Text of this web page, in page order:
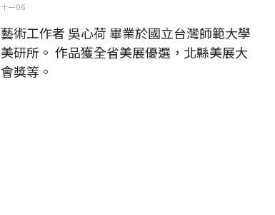
十一 06
藝術工作者 吳心荷 畢業於國立台灣師範大學
美研所。 作品獲全省美展優選，北縣美展大
會獎等。